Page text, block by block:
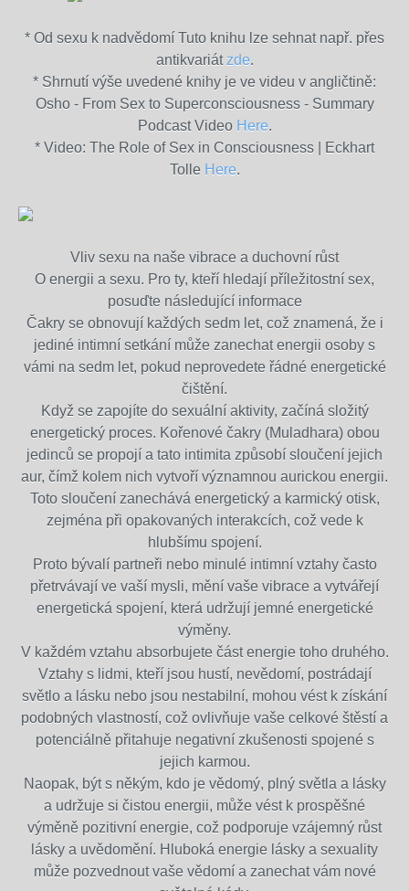
* Od sexu k nadvědomí Tuto knihu lze sehnat např. přes
antikvariát zde.
* Shrnutí výše uvedené knihy je ve videu v angličtině:
Osho - From Sex to Superconsciousness - Summary
Podcast Video Here.
* Video: The Role of Sex in Consciousness | Eckhart
Tolle Here.
Vliv sexu na naše vibrace a duchovní růst
O energii a sexu. Pro ty, kteří hledají příležitostní sex,
posuďte následující informace
Čakry se obnovují každých sedm let, což znamená, že i
jediné intimní setkání může zanechat energii osoby s
vámi na sedm let, pokud neprovedete řádné energetické
čištění.
Když se zapojíte do sexuální aktivity, začíná složitý
energetický proces. Kořenové čakry (Muladhara) obou
jedinců se propojí a tato intimita způsobí sloučení jejich
aur, čímž kolem nich vytvoří významnou aurickou energii.
Toto sloučení zanechává energetický a karmický otisk,
zejména při opakovaných interakcích, což vede k
hlubšímu spojení.
Proto bývalí partneři nebo minulé intimní vztahy často
přetrvávají ve vaší mysli, mění vaše vibrace a vytvářejí
energetická spojení, která udržují jemné energetické
výměny.
V každém vztahu absorbujete část energie toho druhého.
Vztahy s lidmi, kteří jsou hustí, nevědomí, postrádají
světlo a lásku nebo jsou nestabilní, mohou vést k získání
podobných vlastností, což ovlivňuje vaše celkové štěstí a
potenciálně přitahuje negativní zkušenosti spojené s
jejich karmou.
Naopak, být s někým, kdo je vědomý, plný světla a lásky
a udržuje si čistou energii, může vést k prospěšné
výměně pozitivní energie, což podporuje vzájemný růst
lásky a uvědomění. Hluboká energie lásky a sexuality
může pozvednout vaše vědomí a zanechat vám nové